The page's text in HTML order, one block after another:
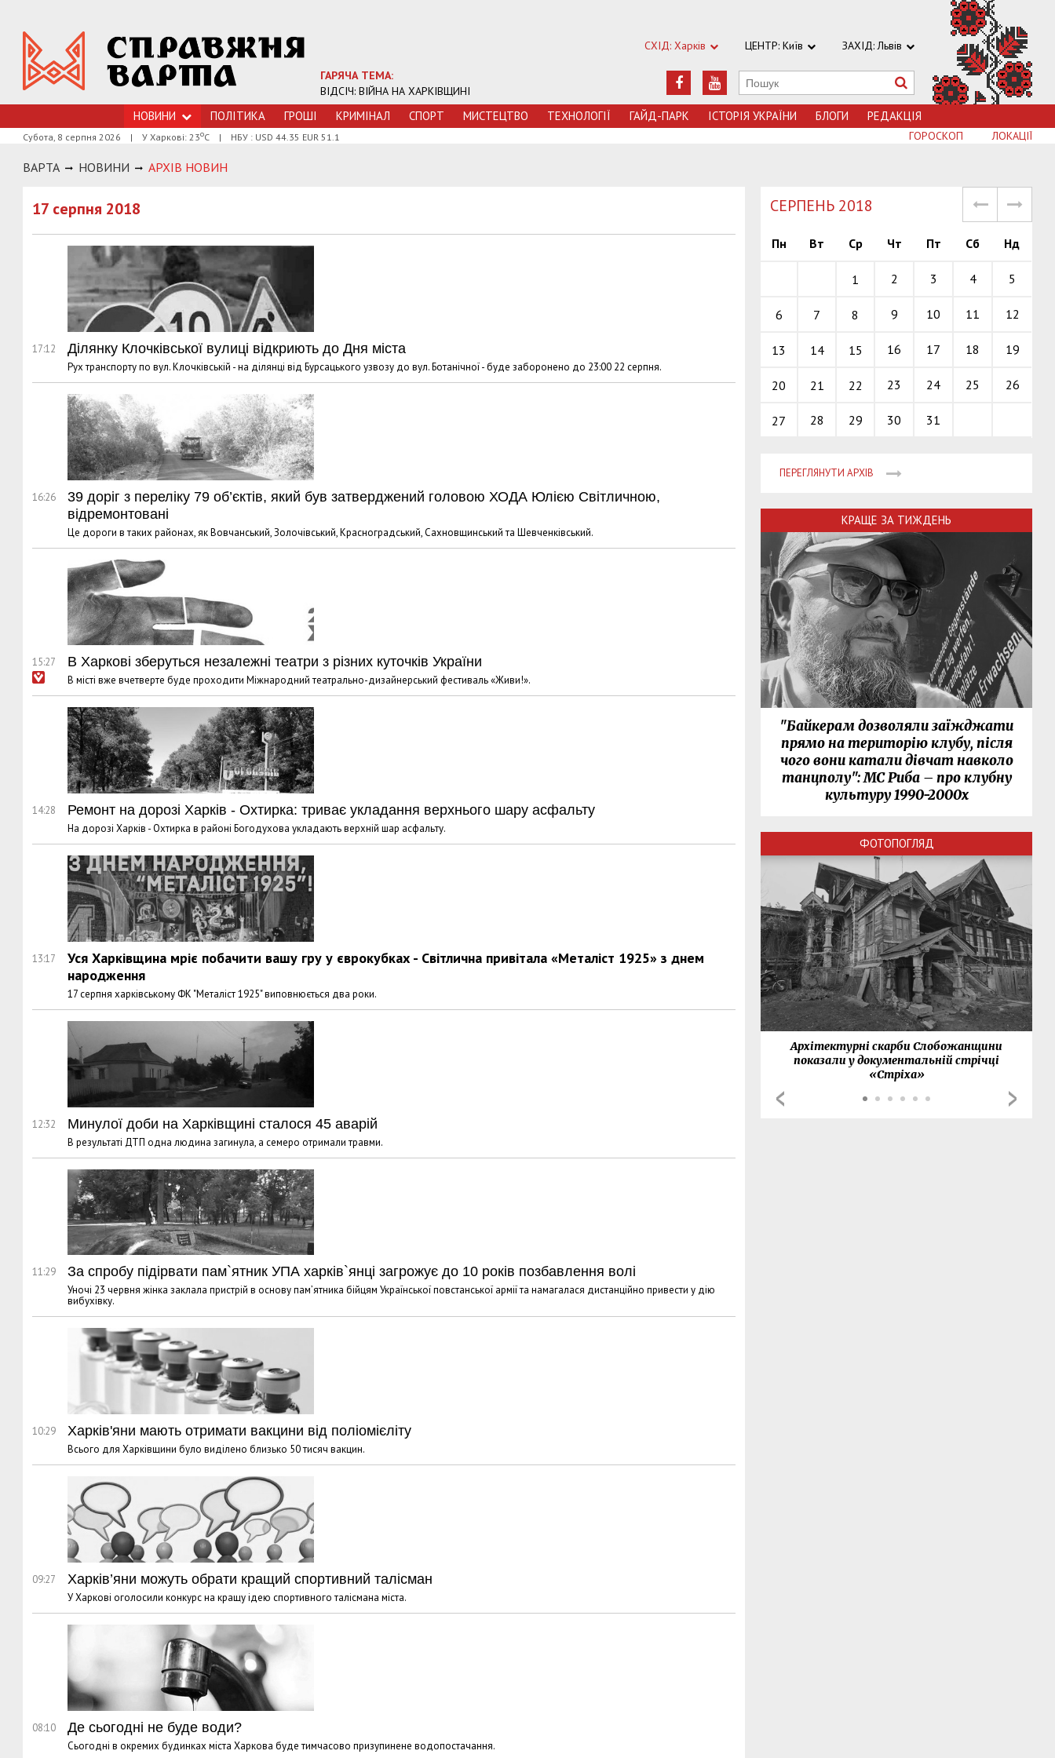
ГАРЯЧА ТЕМА:
ВІДСІЧ: ВІЙНА НА ХАРКІВЩИНІ
СХІД: Харків ЦЕНТР: Київ ЗАХІД: Львів
НОВИНИ ПОЛІТИКА ГРОШI КРИМIНАЛ СПОРТ МИСТЕЦТВО ТЕХНОЛОГIЇ ГАЙД-ПАРК ІСТОРІЯ УКРАЇНИ БЛОГИ РЕДАКЦІЯ
Субота, 8 серпня 2026 | У Харкові: 23оС | НБУ : USD 44.35 EUR 51.1 ЛОКАЦІЇ
ГОРОСКОП
ВАРТА НОВИНИ АРХIВ НОВИН
17 серпня 2018
17:12 Ділянку Клочківської вулиці відкриють до Дня міста
Рух транспорту по вул. Клочківській - на ділянці від Бурсацького узвозу до вул. Ботанічної - буде заборонено до 23:00 22 серпня.
16:26
39 доріг з переліку 79 об’єктів, який був затверджений головою ХОДА Юлією Світличною,
відремонтовані
Це дороги в таких районах, як Вовчанський, Золочівський, Красноградський, Сахновщинський та Шевченківський.
15:27 В Харкові зберуться незалежні театри з різних куточків України
В місті вже вчетверте буде проходити Міжнародний театрально-дизайнерський фестиваль «Живи!».
14:28 Ремонт на дорозі Харків - Охтирка: триває укладання верхнього шару асфальту
На дорозі Харків - Охтирка в районі Богодухова укладають верхній шар асфальту.
13:17
Уся Харківщина мріє побачити вашу гру у єврокубках - Світлична привітала «Металіст 1925» з днем
народження
17 серпня харківському ФК "Металіст 1925" виповнюється два роки.
12:32 Минулої доби на Харківщині сталося 45 аварій
В результаті ДТП одна людина загинула, а семеро отримали травми.
11:29 За спробу підірвати пам`ятник УПА харків`янці загрожує до 10 років позбавлення волі
Уночі 23 червня жінка заклала пристрій в основу пам’ятника бійцям Української повстанської армії та намагалася дистанційно привести у дію
вибухівку.
10:29 Харків'яни мають отримати вакцини від поліомієліту
Всього для Харківщини було виділено близько 50 тисяч вакцин.
09:27 Харків’яни можуть обрати кращий спортивний талісман
У Харкові оголосили конкурс на кращу ідею спортивного талісмана міста.
08:10 Де сьогодні не буде води?
Сьогодні в окремих будинках міста Харкова буде тимчасово призупинене водопостачання.
СЕРПЕНЬ 2018
Пн Вт Ср Чт Пт Сб Нд
1 2 3 4 5
6 7 8 9 10 11 12
13 14 15 16 17 18 19
20 21 22 23 24 25 26
27 28 29 30 31
ПЕРЕГЛЯНУТИ АРХІВ
КРАЩЕ ЗА ТИЖДЕНЬ
"Байкерам дозволяли заїжджати
прямо на територію клубу, після
чого вони катали дівчат навколо
танцполу": МС Риба – про клубну
культуру 1990-2000х
ФОТОПОГЛЯД
Архітектурні скарби Слобожанщини
показали у документальній стрічці
«Стріха»